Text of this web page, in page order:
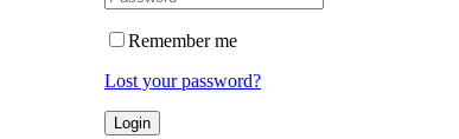
Remember me
Lost your password?